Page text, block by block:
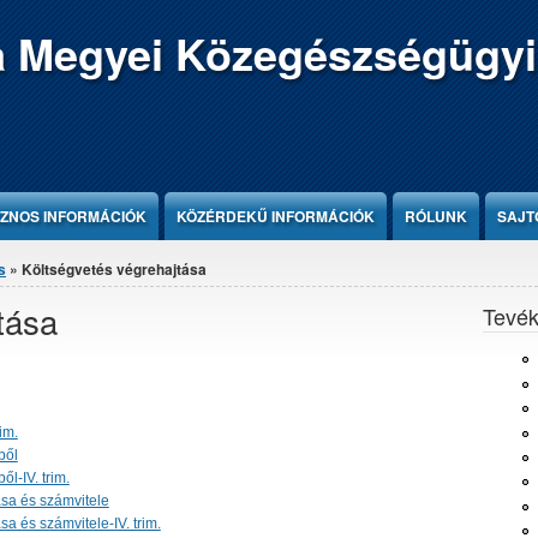
Megyei
INFORMÁCIÓK KÖZÉRDEKŰ INFORMÁCIÓK RÓLUNK
» Költségvetés végrehajtása
IV. trim.
és számvitele
és számvitele-IV. trim.